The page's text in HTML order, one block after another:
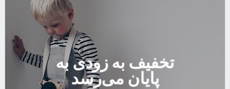
تخفیف به زودی به
پایان می‌رسد